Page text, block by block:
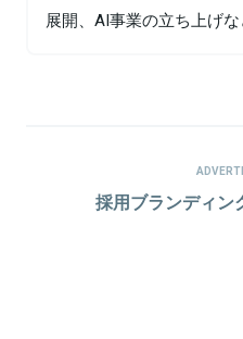
展開、AI事業の立ち上げな
採用ブランディン